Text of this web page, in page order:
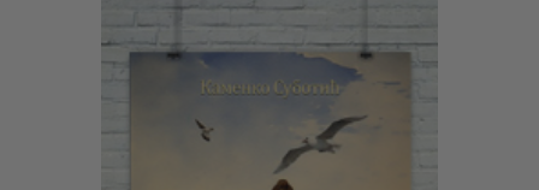
КАТЕГОРИЈЕ
НАЈПРОДАВАНИЈЕ
НОВЕ КЊИГЕ
ОТРГНУТО ОД